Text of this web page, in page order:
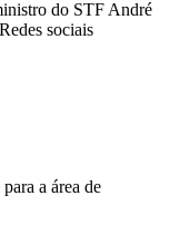
a área de